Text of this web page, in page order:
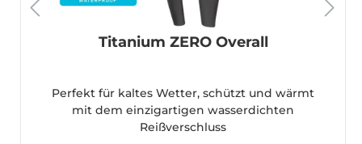
Titanium ZERO Overall
Perfekt für kaltes Wetter, schützt und wärmt
mit dem einzigartigen wasserdichten
Reißverschluss